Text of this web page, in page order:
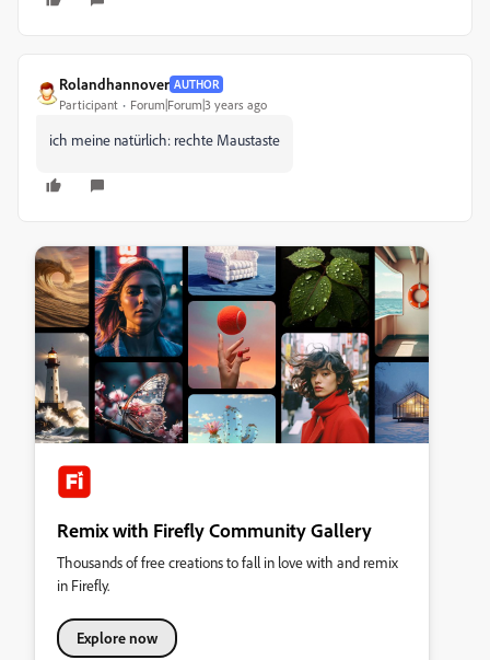
Rolandhannover AUTHOR
Participant Forum|Forum|3 years ago
ich meine natürlich: rechte Maustaste
Remix with Firefly Community Gallery
Thousands of free creations to fall in love with and remix
in Firefly.
Explore now